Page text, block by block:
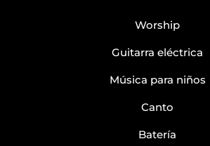
Worship
Guitarra eléctrica
Música para niños
Canto
Batería